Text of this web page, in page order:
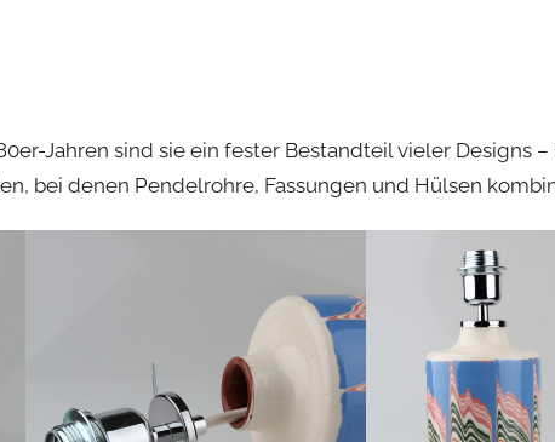
Jahren sind sie ein fester Bestandteil vieler Designs
bei denen Pendelrohre, Fassungen und Hülsen